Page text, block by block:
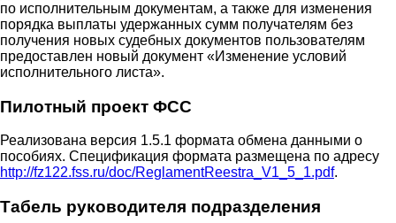
по исполнительным документам, а также для изменения
порядка выплаты удержанных сумм получателям без
получения новых судебных документов пользователям
предоставлен новый документ «Изменение условий
исполнительного листа».
Пилотный проект ФСС
Реализована версия 1.5.1 формата обмена данными о
пособиях. Спецификация формата размещена по адресу
http://fz122.fss.ru/doc/ReglamentReestra_V1_5_1.pdf.
Табель руководителя подразделения